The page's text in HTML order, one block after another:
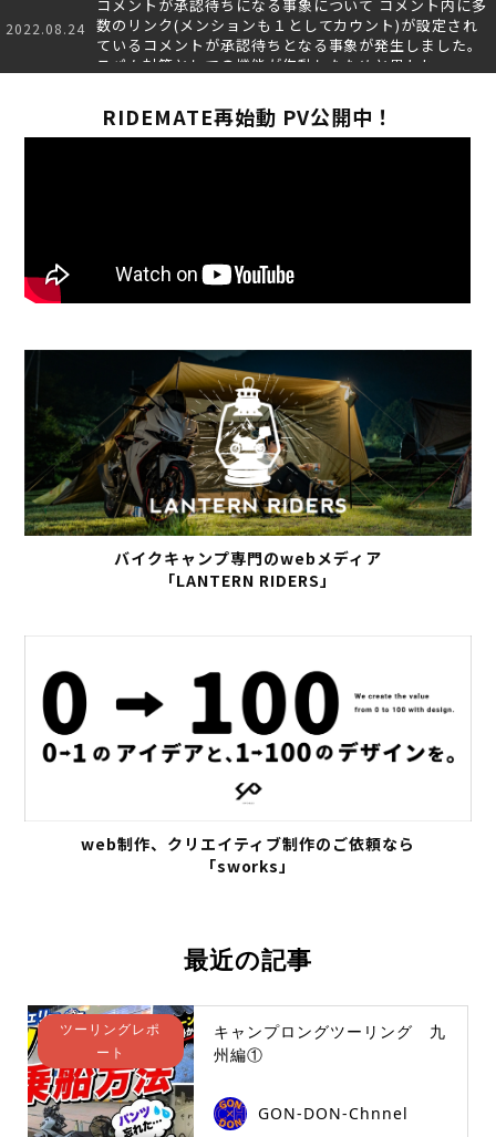
2022.08.24
コメントが承認待ちになる事象について コメント内に多
数のリンク(メンションも１としてカウント)が設定され
ているコメントが承認待ちとなる事象が発生しました。
スパム対策としての機能が作動したためと思われ…
RIDEMATE再始動 PV公開中！
バイクキャンプ専門のwebメディア
「LANTERN RIDERS」
web制作、クリエイティブ制作のご依頼なら
「sworks」
最近の記事
ツーリングレポ
ート
キャンプロングツーリング 九
州編①
GON-DON-Chnnel